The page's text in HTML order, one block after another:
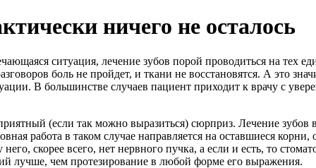
ничего не осталось
ситуация, лечение зубов порой проводиться на тех
боль не пройдет, и ткани не восстановятся. А это
В большинстве случаев пациент приходит к врачу с
(если так можно выразиться) сюрприз. Лечение
работа в таком случае направляется на оставшиеся
скорее всего, нет нервного пучка, а если и есть, то
лучше, чем протезирование в любой форме его выражения.